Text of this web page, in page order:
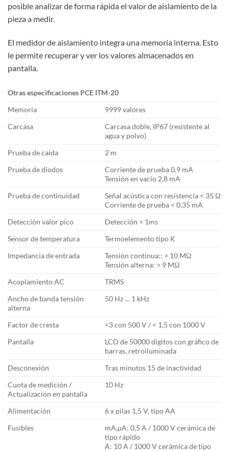
posible analizar de forma rápida el valor de aislamiento de la
pieza a medir.
El medidor de aislamiento integra una memoria interna. Esto
le permite recuperar y ver los valores almacenados en
pantalla.
Otras especificaciones PCE ITM-20
Memoria
9999 valores
Carcasa
Carcasa doble, IP67 (resistente al
agua y polvo)
Prueba de caída
2 m
Prueba de diodos
Corriente de prueba 0,9 mA
Tensión en vacío 2,8 mA
Prueba de continuidad
Señal acústica con resistencia < 35 Ω
Corriente de prueba < 0,35 mA
Detección valor pico
Detección > 1ms
Sensor de temperatura
Termoelemento tipo K
Impedancia de entrada
Tensión continua:: > 10 MΩ
Tensión alterna: > 9 MΩ
Acoplamiento AC
TRMS
Ancho de banda tensión
alterna
50 Hz … 1 kHz
Factor de cresta
<3 con 500 V / < 1,5 con 1000 V
Pantalla
LCD de 50000 dígitos con gráfico de
barras, retroiluminada
Desconexión
Tras minutos 15 de inactividad
Cuota de medición /
Actualización en pantalla
10 Hz
Alimentación
6 x pilas 1,5 V, tipo AA
Fusibles
mA,µA: 0,5 A / 1000 V cerámica de
tipo rápido
A: 10 A / 1000 V cerámica de tipo